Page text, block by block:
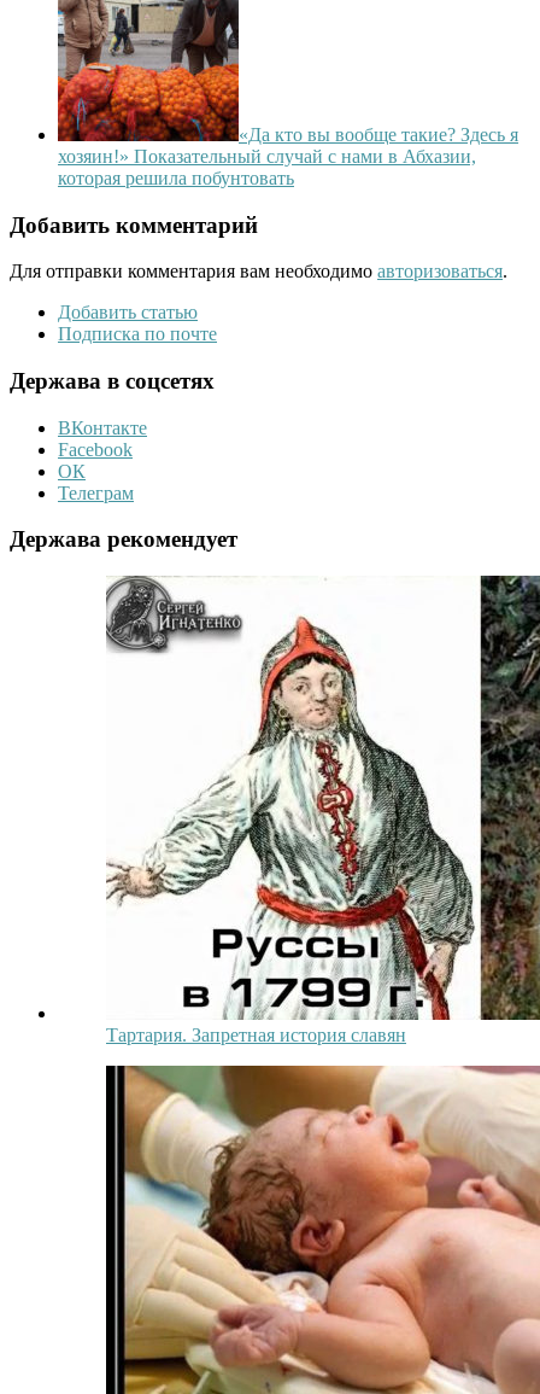
«Да кто вы вообще такие? Здесь я
хозяин!» Показательный случай с нами в Абхазии,
которая решила побунтовать
Добавить комментарий
Для отправки комментария вам необходимо авторизоваться.
Добавить статью
Подписка по почте
Держава в соцсетях
ВКонтакте
Facebook
ОК
Телеграм
Держава рекомендует
Тартария. Запретная история славян